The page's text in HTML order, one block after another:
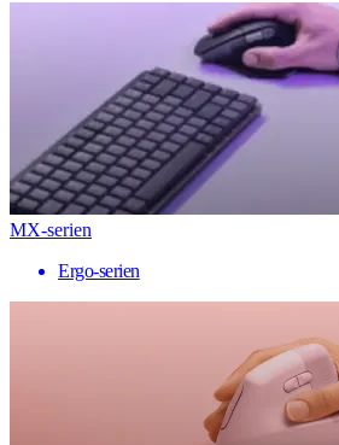
MX-serien
Ergo-serien